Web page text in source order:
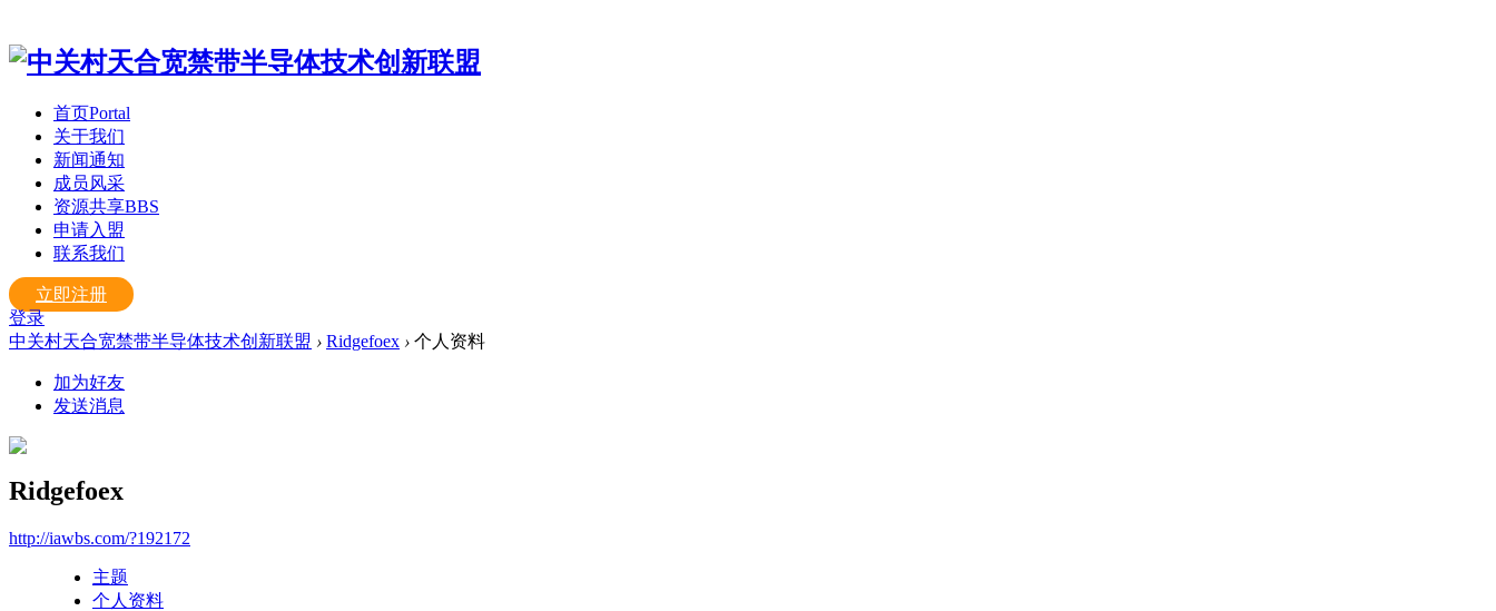
首页Portal
关于我们
新闻通知
成员风采
资源共享BBS
申请入盟
联系我们
立即注册
登录
中关村天合宽禁带半导体技术创新联盟 › Ridgefoex › 个人资料
加为好友
发送消息
Ridgefoex
http://iawbs.com/?192172
主题
个人资料